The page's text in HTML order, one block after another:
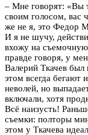
– Мне говорят: «Вы
своим голосом, вас
же не я, это Федор
И я не шучу,
вхожу на
правде говоря, у
Валерий Ткачев был
этом всегда бегают
неволей, но
включали, хотя
Всё наизусть!
съемки: полторы
этом у Ткачева